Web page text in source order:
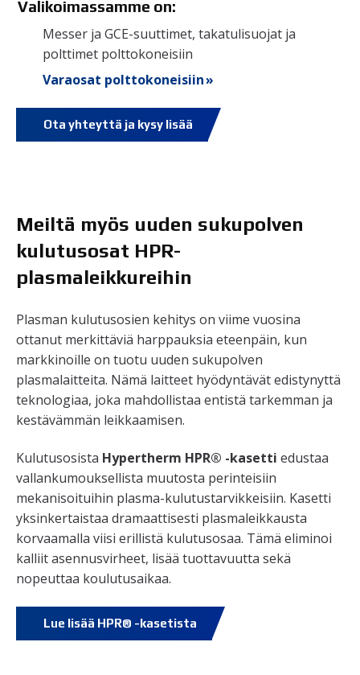
Valikoimassamme on:
Messer ja GCE-suuttimet, takatulisuojat ja
polttimet polttokoneisiin
Varaosat polttokoneisiin »
Ota yhteyttä ja kysy lisää
Meiltä myös uuden sukupolven
kulutusosat HPR-
plasmaleikkureihin
Plasman kulutusosien kehitys on viime vuosina
ottanut merkittäviä harppauksia eteenpäin, kun
markkinoille on tuotu uuden sukupolven
plasmalaitteita. Nämä laitteet hyödyntävät edistynyttä
teknologiaa, joka mahdollistaa entistä tarkemman ja
kestävämmän leikkaamisen.
Kulutusosista Hypertherm HPR® -kasetti edustaa
vallankumouksellista muutosta perinteisiin
mekanisoituihin plasma-kulutustarvikkeisiin. Kasetti
yksinkertaistaa dramaattisesti plasmaleikkausta
korvaamalla viisi erillistä kulutusosaa. Tämä eliminoi
kalliit asennusvirheet, lisää tuottavuutta sekä
nopeuttaa koulutusaikaa.
Lue lisää HPR® -kasetista